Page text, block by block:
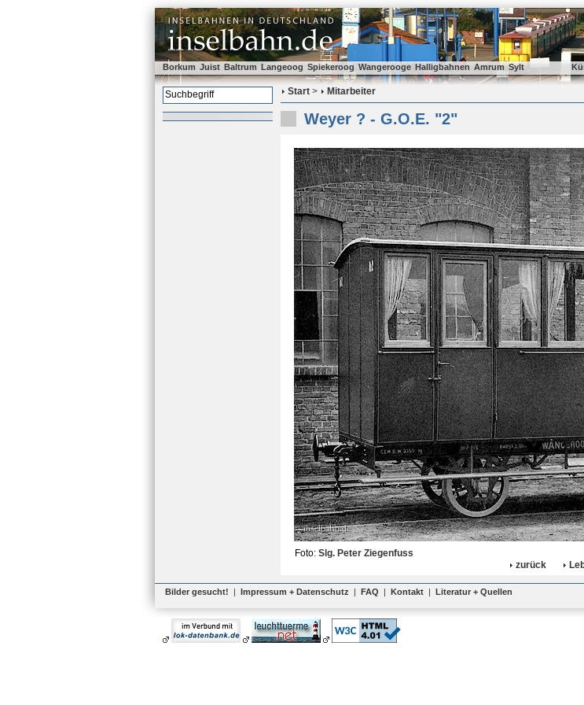
Borkum Juist Baltrum Langeoog Spiekeroog Wangerooge Halligbahnen Amrum Sylt
Start > Mitarbeiter
Weyer ? - G.O.E. "2"
Foto: Slg. Peter Ziegenfuss
zurück
Bilder gesucht! | Impressum + Datenschutz | FAQ | Kontakt | Literatur + Quellen